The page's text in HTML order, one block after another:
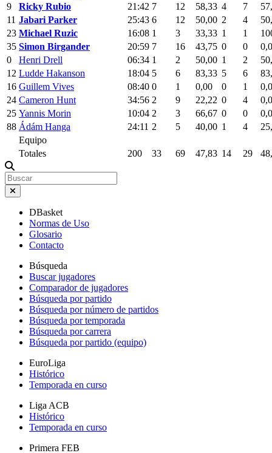
9
Ricky Rubio 21:42 7 12 58,33 4 7
11 Jabari Parker 25:43 6 12 50,00 2 4
23 Michael Ruzic 16:08 1 3 33,33 1 1
35 Simon Birgander 20:59 7 16 43,75 0 0
0,0
0
Henri Drell 06:34 1 2 50,00 1 2
12 Ludde Hakanson 18:04 5 6 83,33 5 6
16 Guillem Vives 08:40 0 1 0,00 0 1
24 Cameron Hunt 34:56 2 9 22,22 0 4
25 Yannis Morin 10:04 2 3 66,67 0 0
0,0
88 Ádám Hanga 24:11 2 5 40,00 1 4
Equipo
Totales
200 33 69 47,83 14 29
DBasket
Normas de Uso
Glosario
Contacto
Búsqueda
Buscar jugadores
Comparador de jugadores
Búsqueda por partido
Búsqueda por número de partidos
Búsqueda por temporada
Búsqueda por carrera
Búsqueda por partido (equipo)
EuroLiga
Histórico
Temporada en curso
Liga ACB
Histórico
Temporada en curso
Primera FEB